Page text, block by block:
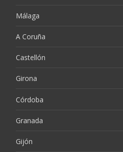
Málaga
A Coruña
Castellón
Girona
Córdoba
Granada
Gijón